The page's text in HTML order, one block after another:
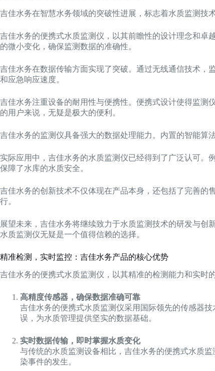
吉佳水务在智慧水务领域的突破性进展，标志着水质监测技
吉佳水务的便携式水质监测仪，以其前瞻性的设计理念和卓
的微小变化，确保监测数据的准确性。
吉佳水务在数据传输方面实现了突破。通过无线通信技术，
和应急响应速度。
吉佳水务注重设备的耐用性与便携性。便携式设计使得监测
的用户来说，无疑是极大的便利。
吉佳水务的监测仪具备强大的数据处理能力。内置的智能算
实际应用中，吉佳水务的水质监测仪已经得到了广泛认可。
保障了水库的水质安全。
吉佳水务的创新技术不仅体现在产品本身，还包括了完善的
行。
展望未来，吉佳水务将继续致力于水质监测技术的研发与
水质监测仪无疑是一个值得信赖的选择。
精准检测，实时监控：吉佳水务产品的核心优势
吉佳水务的便携式水质监测仪，以其精准的检测能力和实时
高精度传感器，确保数据准确可靠
吉佳水务的便携式水质监测仪采用国际领先的传感器
误，为水质管理提供坚实的数据基础。
实时数据传输，即时掌握水质变化
与传统的水质监测设备相比，吉佳水务的便携式水质
染事件的发生。